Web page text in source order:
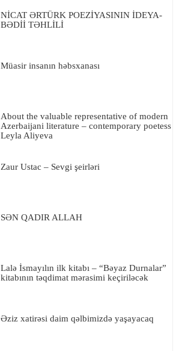
NİCAT ƏRTÜRK POEZİYASININ İDEYA-
BƏDİİ TƏHLİLİ
Müasir insanın həbsxanası
About the valuable representative of modern
Azerbaijani literature – contemporary poetess
Leyla Aliyeva
Zaur Ustac – Sevgi şeirləri
SƏN QADIR ALLAH
Lalə İsmayılın ilk kitabı – “Bəyaz Durnalar”
kitabının təqdimat mərasimi keçiriləcək
Əziz xatirəsi daim qəlbimizdə yaşayacaq